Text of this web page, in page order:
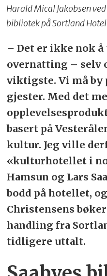
Harald Mical Jakobsen
bibliotek på Sortland
– Det er ikke nok
overnatting – selv
viktigste. Vi må by
gjester. Med det
basert på
kultur. Jeg ville
«kulturhotellet i
Hamsun og Lars
bodd på hotellet, og
Christensens
handling fra
tidligere uttalt.